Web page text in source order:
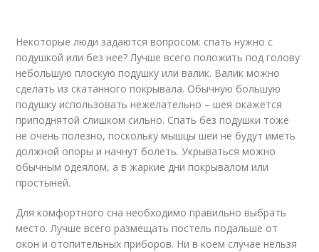
Некоторые люди задаются вопросом: спать нужно с
подушкой или без нее? Лучше всего положить под голову
небольшую плоскую подушку или валик. Валик можно
сделать из скатанного покрывала. Обычную большую
подушку использовать нежелательно – шея окажется
приподнятой слишком сильно. Спать без подушки тоже
не очень полезно, поскольку мышцы шеи не будут иметь
должной опоры и начнут болеть. Укрываться можно
обычным одеялом, а в жаркие дни покрывалом или
простыней.
Для комфортного сна необходимо правильно выбрать
место. Лучше всего размещать постель подальше от
окон и отопительных приборов. Ни в коем случае нельзя